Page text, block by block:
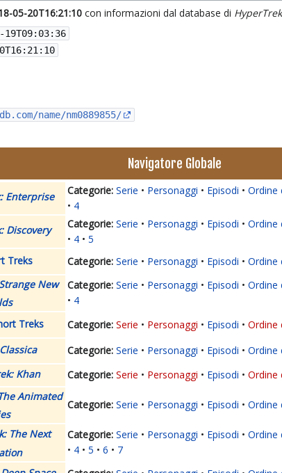
05-20T16:21:10 con informazioni dal database di HyperTrek
19T09:03:36
name/nm0889855/
Navigatore Globale
Enterprise Serie Personaggi Episodi Ordine
4
Discovery
Serie Personaggi Episodi Ordine
4
5
Treks
Serie Personaggi Episodi Ordine
New
Serie Personaggi Episodi Ordine
4
Treks Serie Personaggi Episodi Ordine
Serie Personaggi Episodi Ordine
Khan
Serie Personaggi Episodi Ordine
Animated
Serie Personaggi Episodi Ordine
The Next
Serie Personaggi Episodi Ordine
4
5 6
7